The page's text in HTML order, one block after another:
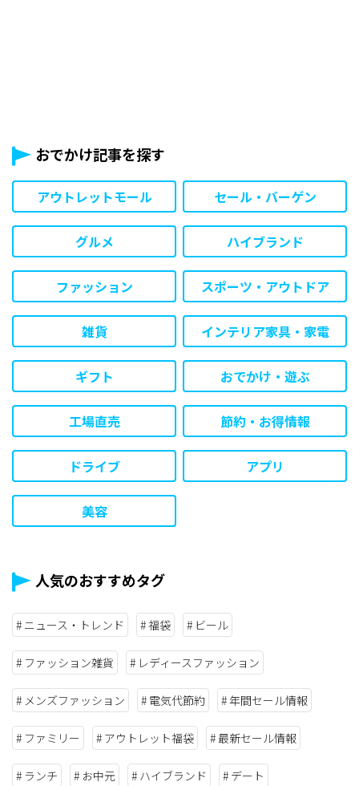
おでかけ記事を探す
アウトレットモール セール・バーゲン
グルメ ハイブランド
ファッション スポーツ・アウトドア
雑貨 インテリア家具・家電
ギフト おでかけ・遊ぶ
工場直売 節約・お得情報
ドライブ アプリ
美容
人気のおすすめタグ
ニュース・トレンド 福袋 ビール
ファッション雑貨 レディースファッション
メンズファッション 電気代節約 年間セール情報
ファミリー アウトレット福袋 最新セール情報
ランチ お中元 ハイブランド デート